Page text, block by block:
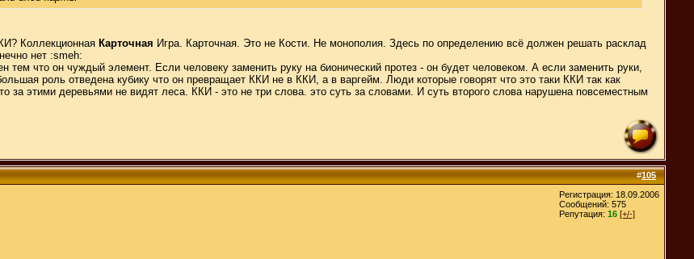
Коллекционная Карточная Игра. Карточная. Это не Кости. Не монополия. Здесь по определению всё должен решать расклад
нет :smeh:
что он чуждый элемент. Если человеку заменить руку на бионический протез - он будет человеком. А если заменить руки,
роль отведена кубику что он превращает ККИ не в ККИ, а в варгейм. Люди которые говорят что это таки ККИ так как
за этими деревьями не видят леса. ККИ - это не три слова. это суть за словами. И суть второго слова нарушена повсеместным
#105
Регистрация: 18.09.2006
Сообщений: 575
Репутация: 16 [+/-]